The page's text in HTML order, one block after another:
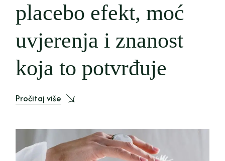
placebo efekt, moć
uvjerenja i znanost
koja to potvrđuje
Pročitaj više